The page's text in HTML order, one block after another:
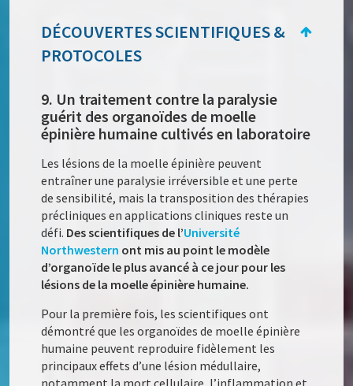
DÉCOUVERTES SCIENTIFIQUES &
PROTOCOLES
9. Un traitement contre la paralysie
guérit des organoïdes de moelle
épinière humaine cultivés en laboratoire
Les lésions de la moelle épinière peuvent
entraîner une paralysie irréversible et une perte
de sensibilité, mais la transposition des thérapies
précliniques en applications cliniques reste un
défi. Des scientifiques de l’Université
Northwestern ont mis au point le modèle
d’organoïde le plus avancé à ce jour pour les
lésions de la moelle épinière humaine.
Pour la première fois, les scientifiques ont
démontré que les organoïdes de moelle épinière
humaine peuvent reproduire fidèlement les
principaux effets d’une lésion médullaire,
notamment la mort cellulaire, l’inflammation et